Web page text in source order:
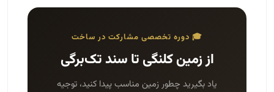
🎓 دوره تخصصی مشارکت در ساخت
از زمین کلنگی تا سند تک‌برگی
یاد بگیرید چطور زمین مناسب پیدا کنید، توجیه